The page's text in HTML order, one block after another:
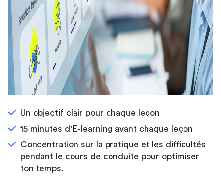
Un objectif clair pour chaque leçon
15 minutes d'E-learning avant chaque leçon
Concentration sur la pratique et les difficultés
pendant le cours de conduite pour optimiser
ton temps.